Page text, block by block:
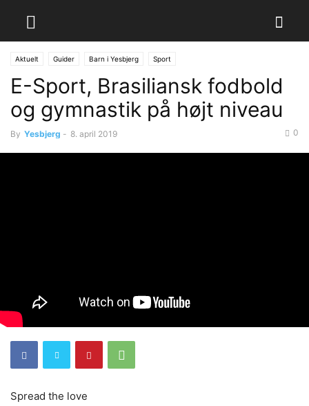
Aktuelt Guider Barn i Yesbjerg Sport
E-Sport, Brasiliansk fodbold
og gymnastik på højt niveau
By Yesbjerg - 8. april 2019 0
Spread the love